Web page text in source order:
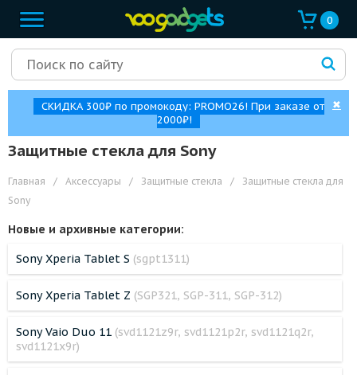
0
СКИДКА 300₽ по промокоду: PROMO26! При заказе от
2000₽!
✖
Защитные стекла для Sony
Главная / Аксессуары / Защитные стекла /
Защитные стекла для
Sony
Новые и архивные категории:
Sony Xperia Tablet S (sgpt1311)
Sony Xperia Tablet Z (SGP321, SGP-311, SGP-312)
Sony Vaio Duo 11 (svd1121z9r, svd1121p2r, svd1121q2r,
svd1121x9r)